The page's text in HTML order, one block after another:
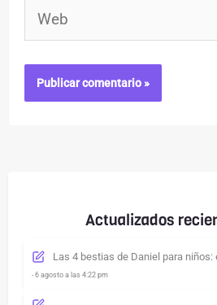
Actualizados
Las 4 bestias de Daniel para
- 6 agosto a las 4:22 pm
Web